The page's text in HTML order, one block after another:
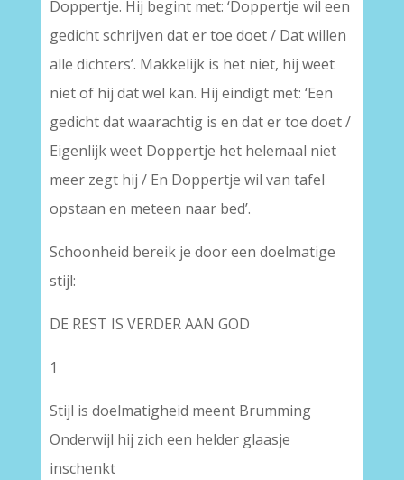
Doppertje. Hij begint met: ‘Doppertje wil een
gedicht schrijven dat er toe doet / Dat willen
alle dichters’. Makkelijk is het niet, hij weet
niet of hij dat wel kan. Hij eindigt met: ‘Een
gedicht dat waarachtig is en dat er toe doet /
Eigenlijk weet Doppertje het helemaal niet
meer zegt hij / En Doppertje wil van tafel
opstaan en meteen naar bed’.
Schoonheid bereik je door een doelmatige
stijl:
DE REST IS VERDER AAN GOD
1
Stijl is doelmatigheid meent Brumming
Onderwijl hij zich een helder glaasje
inschenkt